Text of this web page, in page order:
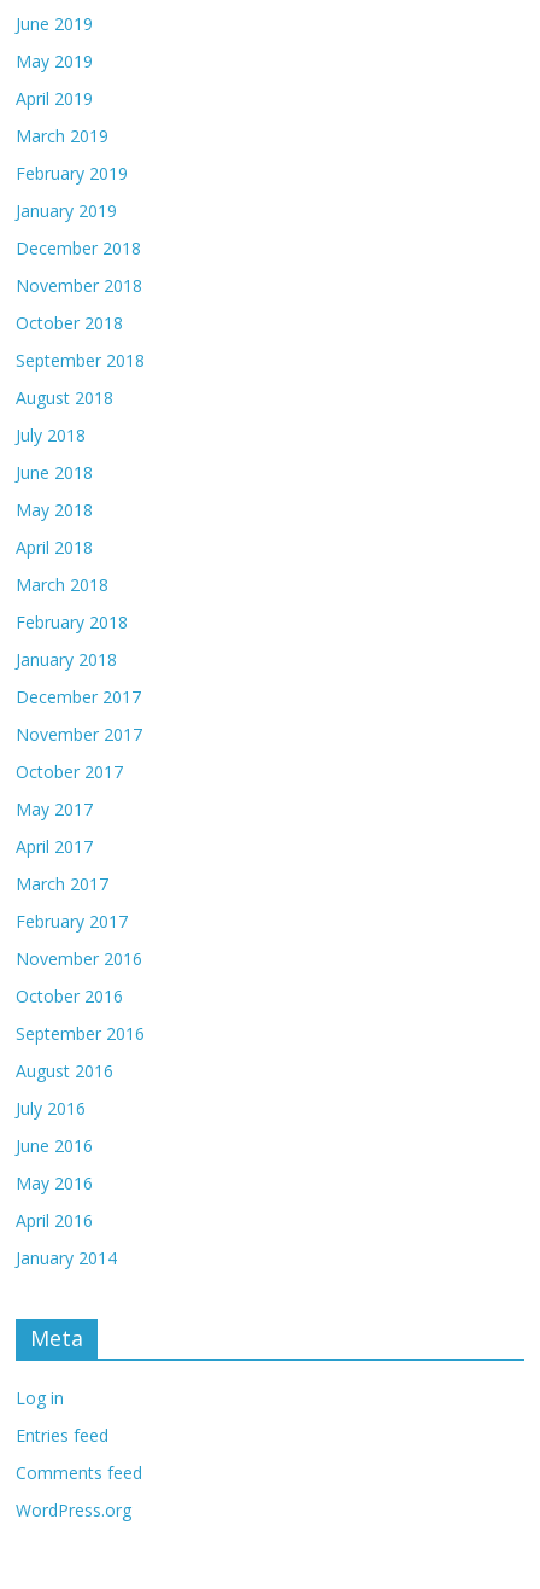
June 2019
May 2019
April 2019
March 2019
February 2019
January 2019
December 2018
November 2018
October 2018
September 2018
August 2018
July 2018
June 2018
May 2018
April 2018
March 2018
February 2018
January 2018
December 2017
November 2017
October 2017
May 2017
April 2017
March 2017
February 2017
November 2016
October 2016
September 2016
August 2016
July 2016
June 2016
May 2016
April 2016
January 2014
Meta
Log in
Entries feed
Comments feed
WordPress.org